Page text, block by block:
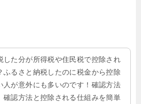
した分が所得税や住民税で控除され
ふるさと納税したのに税金から控除
人が意外にも多いのです！確認方法
確認方法と控除される仕組みを簡単